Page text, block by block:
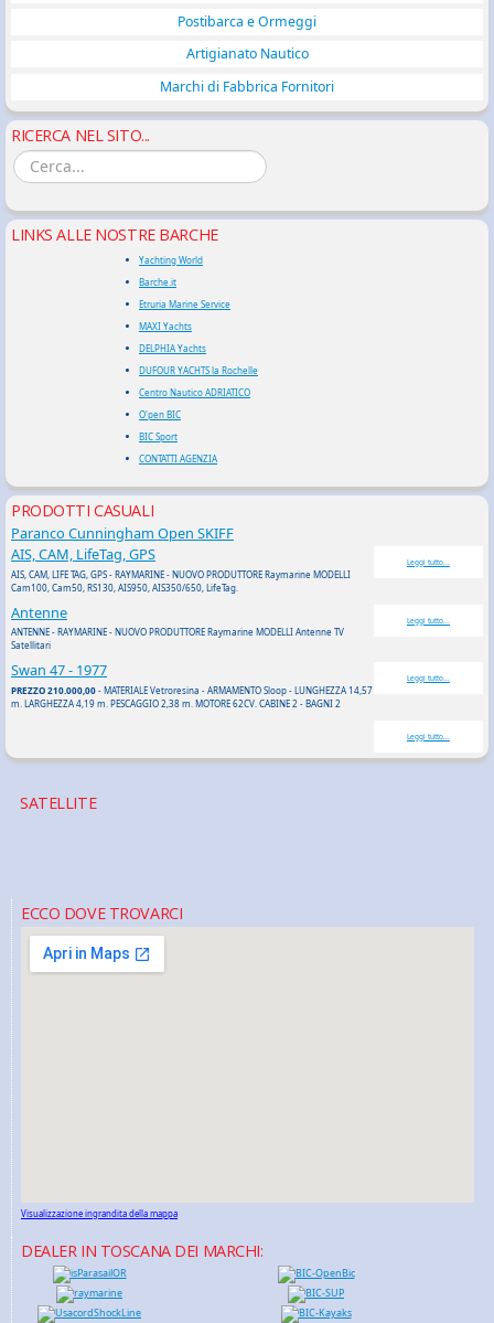
Postibarca e Ormeggi
Artigianato Nautico
Marchi di Fabbrica Fornitori
RICERCA NEL SITO...
LINKS ALLE NOSTRE BARCHE
Yachting World
Barche.it
Etruria Marine Service
MAXI Yachts
DELPHIA Yachts
DUFOUR YACHTS la Rochelle
Centro Nautico ADRIATICO
O'pen BIC
BIC Sport
CONTATTI AGENZIA
PRODOTTI CASUALI
Paranco Cunningham Open SKIFF
Leggi tutto...
AIS, CAM, LifeTag, GPS
AIS, CAM, LIFE TAG, GPS - RAYMARINE - NUOVO PRODUTTORE Raymarine MODELLI
Cam100, Cam50, RS130, AIS950, AIS350/650, LifeTag.
Leggi tutto...
Antenne
ANTENNE - RAYMARINE - NUOVO PRODUTTORE Raymarine MODELLI Antenne TV
Satellitari
Leggi tutto...
Swan 47 - 1977
PREZZO 210.000,00- MATERIALE Vetroresina - ARMAMENTO Sloop - LUNGHEZZA 14,57
m. LARGHEZZA 4,19 m. PESCAGGIO 2,38 m. MOTORE 62CV. CABINE 2 - BAGNI 2
Leggi tutto...
SATELLITE
ECCO DOVE TROVARCI
Visualizzazione ingrandita della mappa
DEALER IN TOSCANA DEI MARCHI: